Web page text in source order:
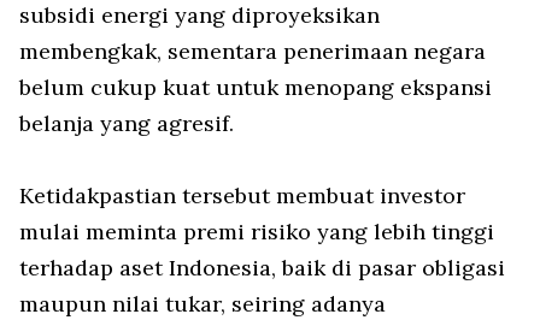
subsidi energi yang diproyeksikan
membengkak, sementara penerimaan negara
belum cukup kuat untuk menopang ekspansi
belanja yang agresif.
Ketidakpastian tersebut membuat investor
mulai meminta premi risiko yang lebih tinggi
terhadap aset Indonesia, baik di pasar obligasi
maupun nilai tukar, seiring adanya